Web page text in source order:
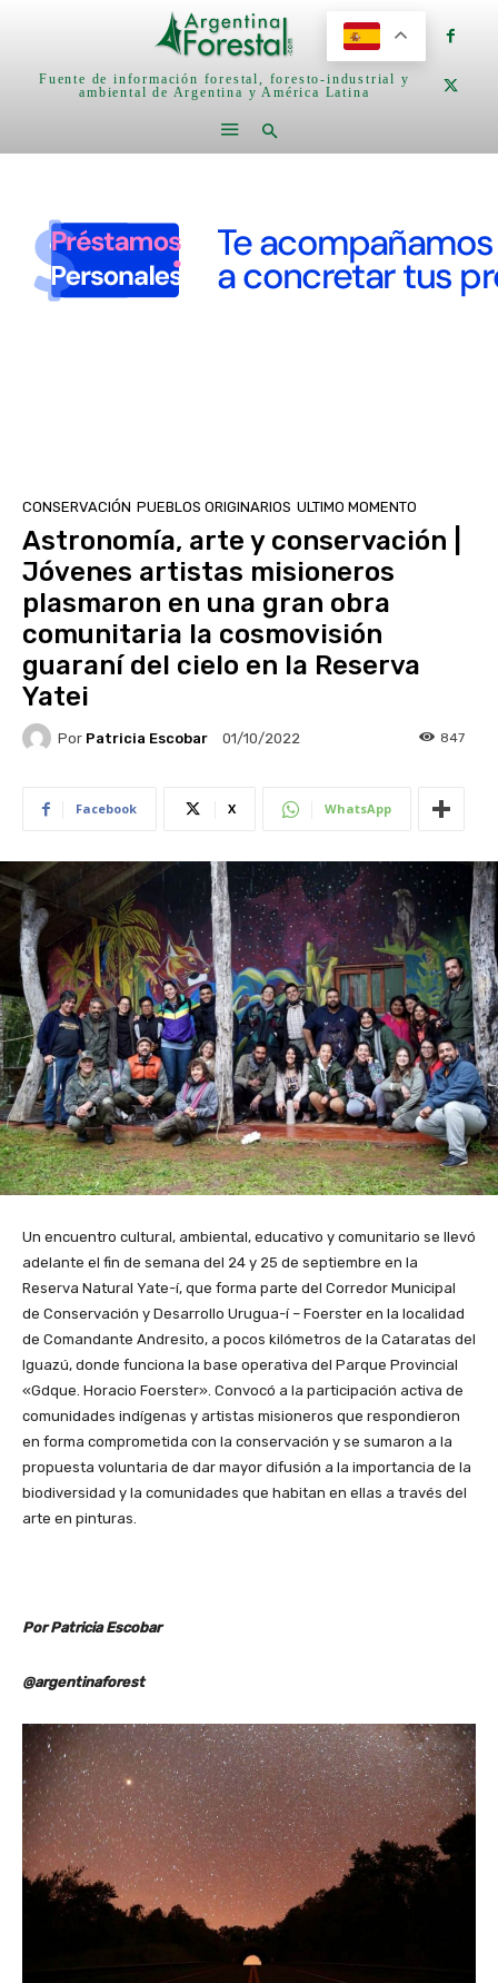
Fuente de información forestal, foresto-industrial y
ambiental de Argentina y América Latina
CONSERVACIÓN PUEBLOS ORIGINARIOS ULTIMO MOMENTO
Astronomía, arte y conservación |
Jóvenes artistas misioneros
plasmaron en una gran obra
comunitaria la cosmovisión
guaraní del cielo en la Reserva
Yatei
Por Patricia Escobar 01/10/2022 847
Facebook X WhatsApp
Un encuentro cultural, ambiental, educativo y comunitario se llevó
adelante el fin de semana del 24 y 25 de septiembre en la
Reserva Natural Yate-í, que forma parte del Corredor Municipal
de Conservación y Desarrollo Urugua-í – Foerster en la localidad
de Comandante Andresito, a pocos kilómetros de la Cataratas del
Iguazú, donde funciona la base operativa del Parque Provincial
«Gdque. Horacio Foerster». Convocó a la participación activa de
comunidades indígenas y artistas misioneros que respondieron
en forma comprometida con la conservación y se sumaron a la
propuesta voluntaria de dar mayor difusión a la importancia de la
biodiversidad y la comunidades que habitan en ellas a través del
arte en pinturas.
Por Patricia Escobar
@argentinaforest